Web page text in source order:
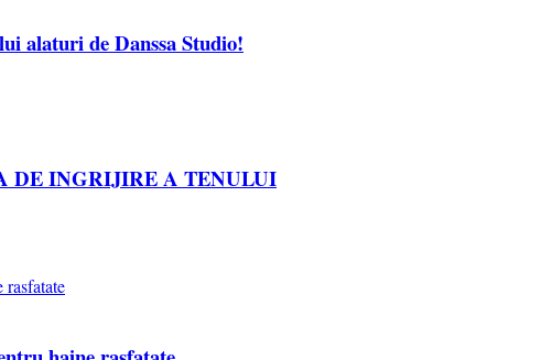
alaturi de Danssa Studio!
DE INGRIJIRE A TENULUI